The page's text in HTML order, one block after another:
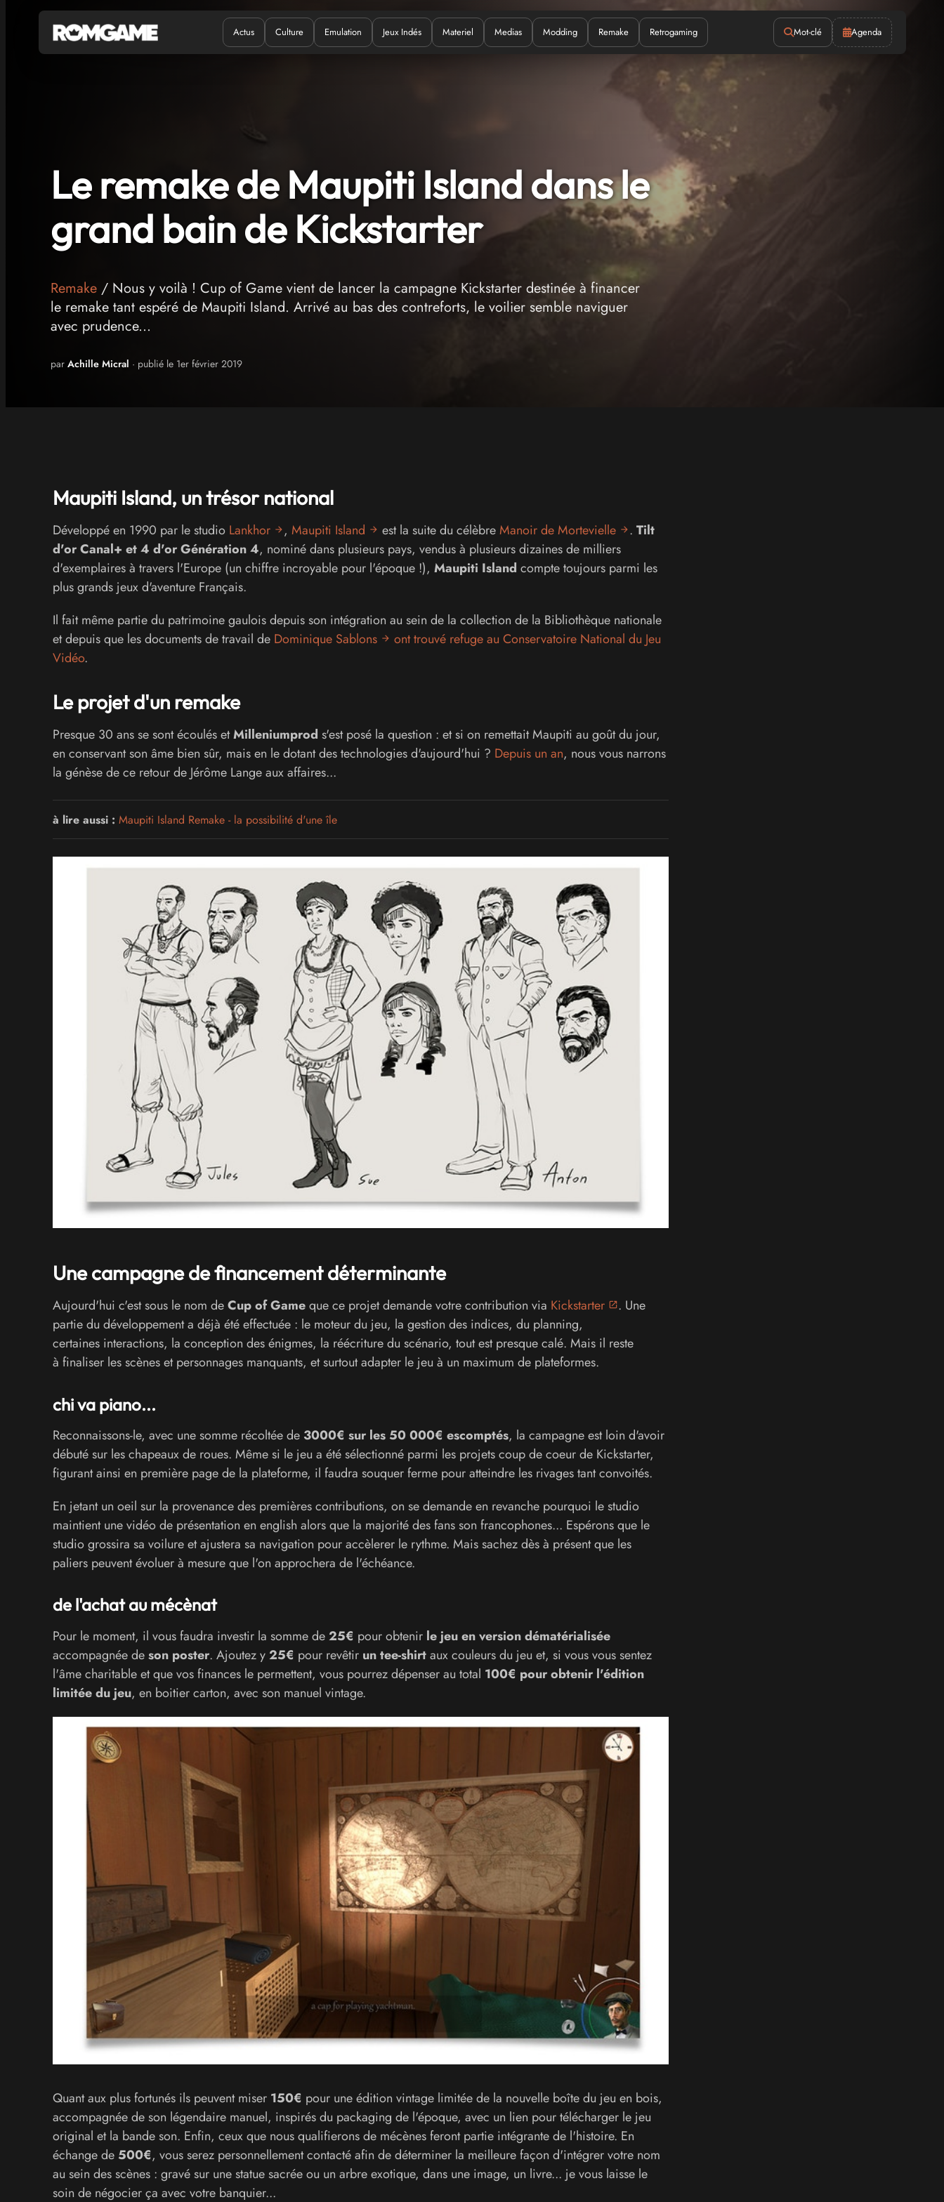
Quand ? Où ? Quoi ?
Actus Culture Emulation Jeux Indés Materiel Medias Modding Remake Retrogaming Mot-clé Agenda
Le remake de Maupiti Island dans le
grand bain de Kickstarter
Remake / Nous y voilà ! Cup of Game vient de lancer la campagne Kickstarter destinée à financer
le remake tant espéré de Maupiti Island. Arrivé au bas des contreforts, le voilier semble naviguer
avec prudence...
par Achille Micral · publié le 1er février 2019
Maupiti Island, un trésor national
Développé en 1990 par le studio Lankhor , Maupiti Island est la suite du célèbreManoir de Mortevielle . Tilt
d'or Canal+ et 4 d'or Génération 4, nominé dans plusieurs pays, vendus à plusieurs dizaines de milliers
d'exemplaires à travers l'Europe (un chiffre incroyable pour l'époque !), Maupiti Island compte toujours parmi les
plus grands jeux d'aventure Français.
Il fait même partie du patrimoine gaulois depuis son intégration au sein de la collection de la Bibliothèque nationale
et depuis que les documents de travail de Dominique Sablons
ont trouvé refuge au Conservatoire National du Jeu
Vidéo.
Le projet d'un remake
Presque 30 ans se sont écoulés etMilleniumprod s'est posé la question : et si on remettait Maupiti au goût du jour,
en conservant son âme bien sûr, mais en le dotant des technologies d'aujourd'hui ? Depuis un an, nous vous narrons
la génèse de ce retour de Jérôme Lange aux affaires...
à lire aussi : Maupiti Island Remake - la possibilité d'une île
Une campagne de financement déterminante
Aujourd'hui c'est sous le nom deCup of Gameque ce projet demande votre contribution via Kickstarter
. Une
partie du développement a déjà été effectuée : le moteur du jeu, la gestion des indices, du planning,
certaines interactions, la conception des énigmes, la réécriture du scénario, tout est presque calé. Mais il reste
à finaliser les scènes et personnages manquants, et surtout adapter le jeu à un maximum de plateformes.
chi va piano...
Reconnaissons-le, avec une somme récoltée de 3000€ sur les 50 000€ escomptés, la campagne est loin d'avoir
débuté sur les chapeaux de roues. Même si le jeu a été sélectionné parmi les projets coup de coeur de Kickstarter,
figurant ainsi en première page de la plateforme, il faudra souquer ferme pour atteindre les rivages tant convoités.
En jetant un oeil sur la provenance des premières contributions, on se demande en revanche pourquoi le studio
maintient une vidéo de présentation en english alors que la majorité des fans son francophones... Espérons que le
studio grossira sa voilure et ajustera sa navigation pour accèlerer le rythme. Mais sachez dès à présent que les
paliers peuvent évoluer à mesure que l'on approchera de l'échéance.
de l'achat au mécènat
Pour le moment, il vous faudra investir la somme de25€ pour obtenir le jeu en version dématérialisée
accompagnée deson poster. Ajoutez y25€ pour revêtir un tee-shirtaux couleurs du jeu et, si vous vous sentez
l'âme charitable et que vos finances le permettent, vous pourrez dépenser au total 100€ pour obtenir l'édition
limitée du jeu, en boitier carton, avec son manuel vintage.
Quant aux plus fortunés ils peuvent miser 150€ pour une édition vintage limitée de la nouvelle boîte du jeu en bois,
accompagnée de son légendaire manuel, inspirés du packaging de l'époque, avec un lien pour télécharger le jeu
original et la bande son. Enfin, ceux que nous qualifierons de mécènes feront partie intégrante de l'histoire. En
échange de 500€, vous serez personnellement contacté afin de déterminer la meilleure façon d'intégrer votre nom
au sein des scènes : gravé sur une statue sacrée ou un arbre exotique, dans une image, un livre... je vous laisse le
soin de négocier ça avec votre banquier...